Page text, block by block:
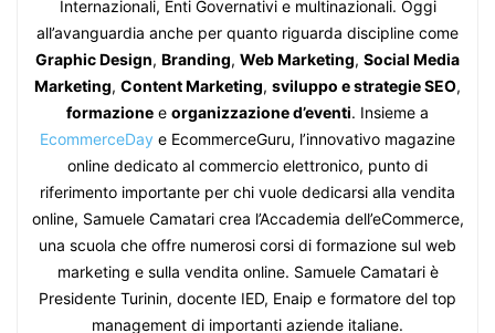
Internazionali, Enti Governativi e multinazionali. Oggi
all’avanguardia anche per quanto riguarda discipline come
Graphic Design, Branding, Web Marketing, Social Media
Marketing, Content Marketing, sviluppo e strategie SEO,
formazione e organizzazione d’eventi. Insieme a
EcommerceDay e EcommerceGuru, l’innovativo magazine
online dedicato al commercio elettronico, punto di
riferimento importante per chi vuole dedicarsi alla vendita
online, Samuele Camatari crea l’Accademia dell’eCommerce,
una scuola che offre numerosi corsi di formazione sul web
marketing e sulla vendita online. Samuele Camatari è
Presidente Turinin, docente IED, Enaip e formatore del top
management di importanti aziende italiane.